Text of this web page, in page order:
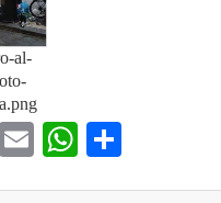
al-
TwitterEmailWhatsApp